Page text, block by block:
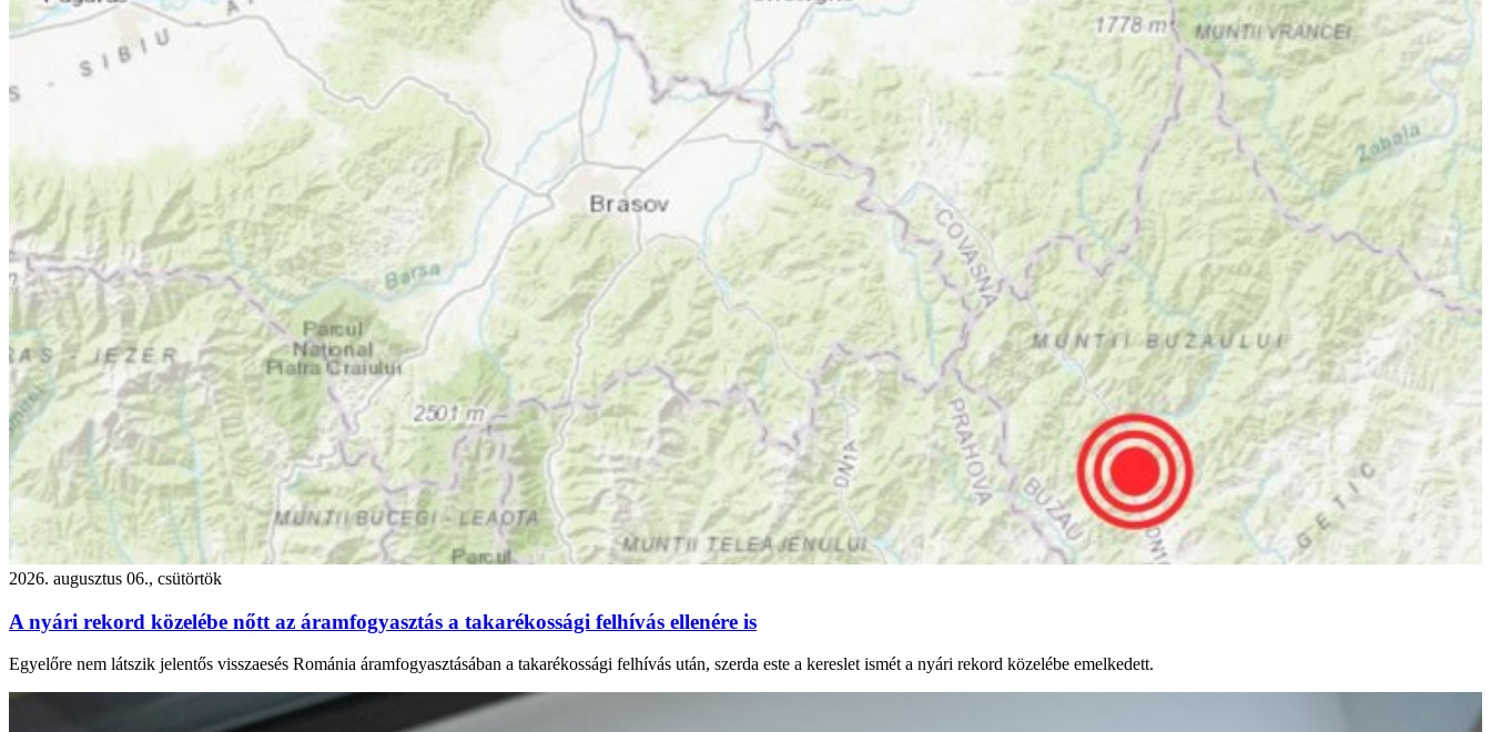
2026. augusztus 06., csütörtök
A nyári rekord közelébe nőtt az áramfogyasztás a takarékossági felhívás ellenére is
Egyelőre nem látszik jelentős visszaesés Románia áramfogyasztásában a takarékossági felhívás után, szerda este a kereslet ismét a nyári rekord közelébe emelkedett.